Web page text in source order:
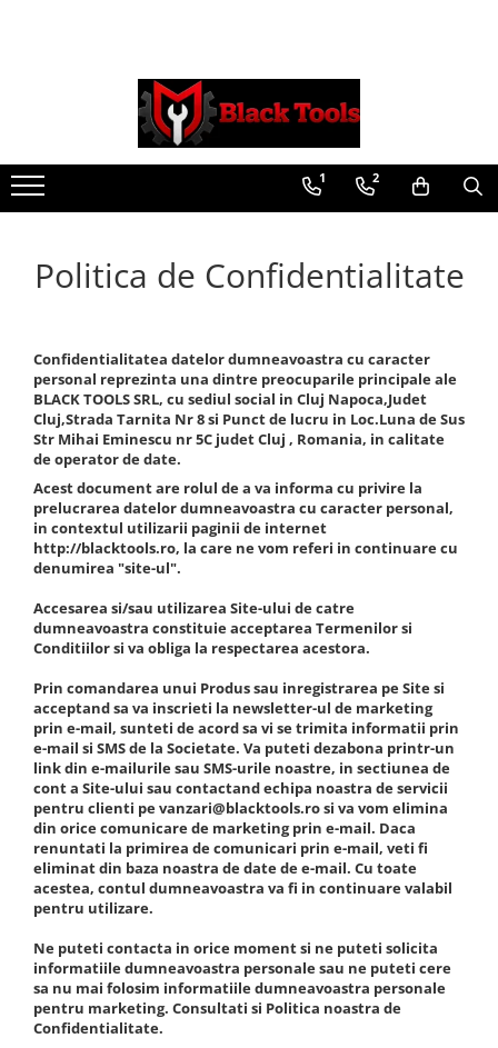
Scule Service Auto
Chei Si Truse De Chei
Chei combinate
Chei Combinate Cu Clichet
Chei speciale
Clesti pentru sertizat
Clesti pentru sigurante
Clesti reglabili pentru tevi
Clesti service auto
Clesti universali
Clima/Aer conditionat
Cricuri cutie viteze
Dispozitive de sablat & accesorii
Dispozitive spalat piese
Dulapuri Bancuri Carucioare
Bancuri de lucru
Carucioare pentru marfa
Cutii pentru scule
Dulapuri echipate
Dulapuri pentru scule
Module scule
Echipamente De Sudura
Aparate taiere cu plasma
Autogen
Invertoare Sudura
Magneti fixare sudura
Mig-Mag
Sudura In Puncte
1 2
Politica de Confidentialitate
Confidentialitatea datelor dumneavoastra cu caracter
personal reprezinta una dintre preocuparile principale ale
BLACK TOOLS SRL, cu sediul social in Cluj Napoca,Judet
Cluj,Strada Tarnita Nr 8 si Punct de lucru in Loc.Luna de Sus
Str Mihai Eminescu nr 5C judet Cluj , Romania, in calitate
de operator de date.
Acest document are rolul de a va informa cu privire la
prelucrarea datelor dumneavoastra cu caracter personal,
in contextul utilizarii paginii de internet
http://blacktools.ro, la care ne vom referi in continuare cu
denumirea "site-ul".
Accesarea si/sau utilizarea Site-ului de catre
dumneavoastra constituie acceptarea Termenilor si
Conditiilor si va obliga la respectarea acestora.
Prin comandarea unui Produs sau inregistrarea pe Site si
acceptand sa va inscrieti la newsletter-ul de marketing
prin e-mail, sunteti de acord sa vi se trimita informatii prin
e-mail si SMS de la Societate. Va puteti dezabona printr-un
link din e-mailurile sau SMS-urile noastre, in sectiunea de
cont a Site-ului sau contactand echipa noastra de servicii
pentru clienti pe vanzari@blacktools.ro si va vom elimina
din orice comunicare de marketing prin e-mail. Daca
renuntati la primirea de comunicari prin e-mail, veti fi
eliminat din baza noastra de date de e-mail. Cu toate
acestea, contul dumneavoastra va fi in continuare valabil
pentru utilizare.
Ne puteti contacta in orice moment si ne puteti solicita
informatiile dumneavoastra personale sau ne puteti cere
sa nu mai folosim informatiile dumneavoastra personale
pentru marketing. Consultati si Politica noastra de
Confidentialitate.